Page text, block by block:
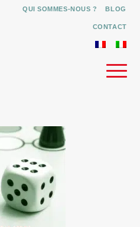
QUI SOMMES-NOUS ? BLOG
CONTACT